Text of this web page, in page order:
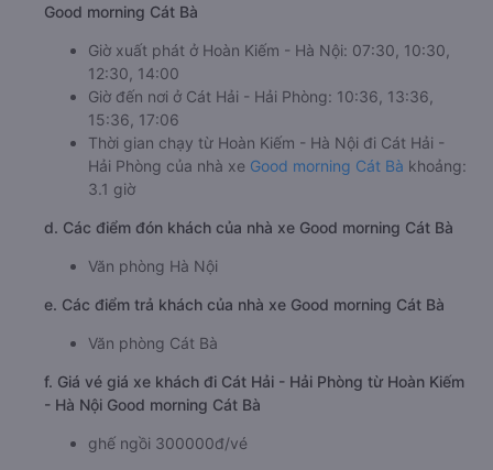
Good morning Cát Bà
Giờ xuất phát ở Hoàn Kiếm - Hà Nội: 07:30, 10:30,
12:30, 14:00
Giờ đến nơi ở Cát Hải - Hải Phòng: 10:36, 13:36,
15:36, 17:06
Thời gian chạy từ Hoàn Kiếm - Hà Nội đi Cát Hải -
Hải Phòng của nhà xe Good morning Cát Bà khoảng:
3.1 giờ
d. Các điểm đón khách của nhà xe Good morning Cát Bà
Văn phòng Hà Nội
e. Các điểm trả khách của nhà xe Good morning Cát Bà
Văn phòng Cát Bà
f. Giá vé giá xe khách đi Cát Hải - Hải Phòng từ Hoàn Kiếm
- Hà Nội Good morning Cát Bà
ghế ngồi 300000đ/vé